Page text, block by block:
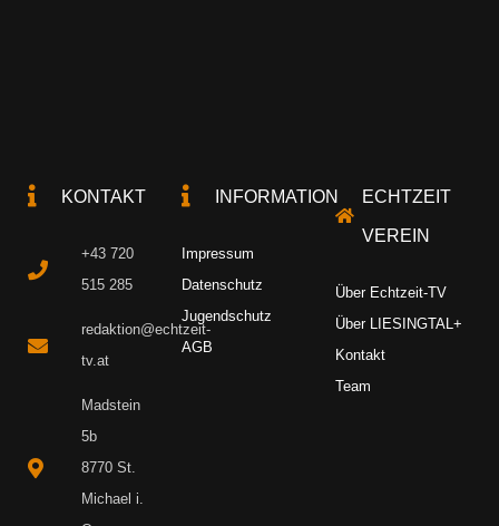
KONTAKT
+43 720
515 285
redaktion@echtzeit-
tv.at
Madstein
5b
8770 St.
Michael i.
INFORMATION
Impressum
Datenschutz
Jugendschutz
AGB
ECHTZEIT
VEREIN
Über Echtzeit-TV
Über LIESINGTAL+
Kontakt
Team